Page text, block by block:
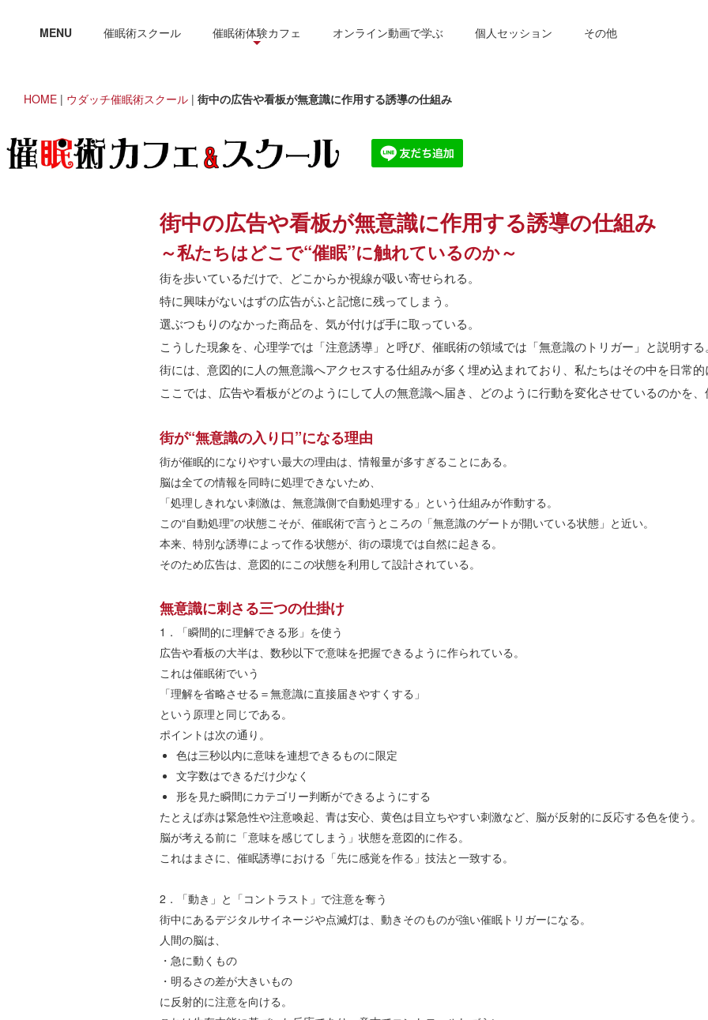
MENU 催眠術スクール 催眠術体験カフェ オンライン動画で学ぶ 個人セッション その他
HOME | ウダッチ催眠術スクール | 街中の広告や看板が無意識に作用する誘導の仕組み
街中の広告や看板が無意識に作用する誘導の仕組み
～私たちはどこで“催眠”に触れているのか～
街を歩いているだけで、どこからか視線が吸い寄せられる。
特に興味がないはずの広告がふと記憶に残ってしまう。
選ぶつもりのなかった商品を、気が付けば手に取っている。
こうした現象を、心理学では「注意誘導」と呼び、催眠術の領域では「無意識のトリガー」と説明する。
街には、意図的に人の無意識へアクセスする仕組みが多く埋め込まれており、私たちはその中を日常的
ここでは、広告や看板がどのようにして人の無意識へ届き、どのように行動を変化させているのかを、
街が“無意識の入り口”になる理由
街が催眠的になりやすい最大の理由は、情報量が多すぎることにある。
脳は全ての情報を同時に処理できないため、
「処理しきれない刺激は、無意識側で自動処理する」という仕組みが作動する。
この“自動処理”の状態こそが、催眠術で言うところの「無意識のゲートが開いている状態」と近い。
本来、特別な誘導によって作る状態が、街の環境では自然に起きる。
そのため広告は、意図的にこの状態を利用して設計されている。
無意識に刺さる三つの仕掛け
1 ．「瞬間的に理解できる形」を使う
広告や看板の大半は、数秒以下で意味を把握できるように作られている。
これは催眠術でいう
「理解を省略させる＝無意識に直接届きやすくする」
という原理と同じである。
ポイントは次の通り。
色は三秒以内に意味を連想できるものに限定
文字数はできるだけ少なく
形を見た瞬間にカテゴリー判断ができるようにする
たとえば赤は緊急性や注意喚起、青は安心、黄色は目立ちやすい刺激など、脳が反射的に反応する色を使う。
脳が考える前に「意味を感じてしまう」状態を意図的に作る。
これはまさに、催眠誘導における「先に感覚を作る」技法と一致する。
2 ．「動き」と「コントラスト」で注意を奪う
街中にあるデジタルサイネージや点滅灯は、動きそのものが強い催眠トリガーになる。
人間の脳は、
・急に動くもの
・明るさの差が大きいもの
に反射的に注意を向ける。